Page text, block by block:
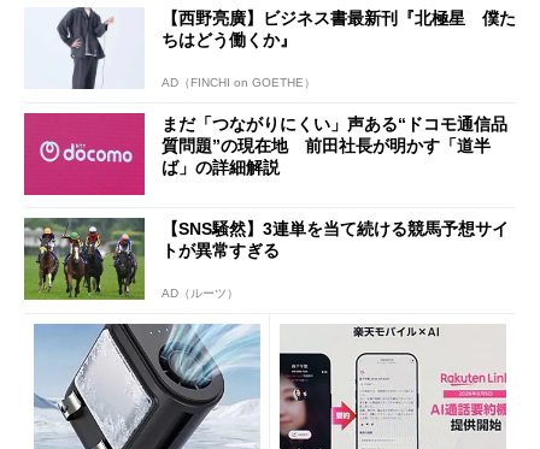
【西野亮廣】ビジネス書最新刊『北極星 僕た
ちはどう働くか』
AD（FINCHI on GOETHE）
まだ「つながりにくい」声ある“ドコモ通信品
質問題”の現在地 前田社長が明かす「道半
ば」の詳細解説
【SNS騒然】3連単を当て続ける競馬予想サイ
トが異常すぎる
AD（ルーツ）